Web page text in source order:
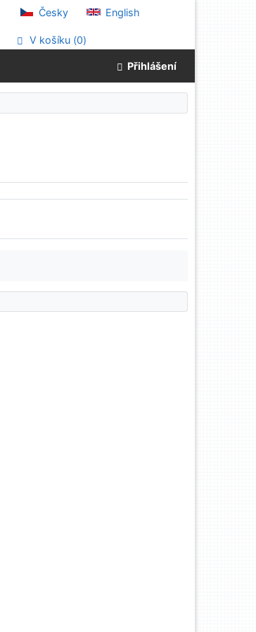
Česky English
V košíku (0)
Přihlášení